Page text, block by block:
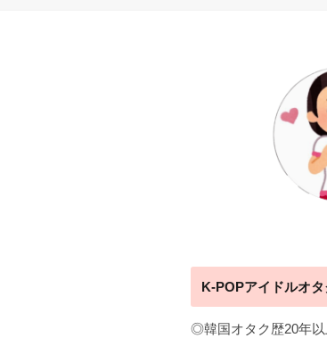
K-POPアイドルオ
◎韓国オタク歴20年以